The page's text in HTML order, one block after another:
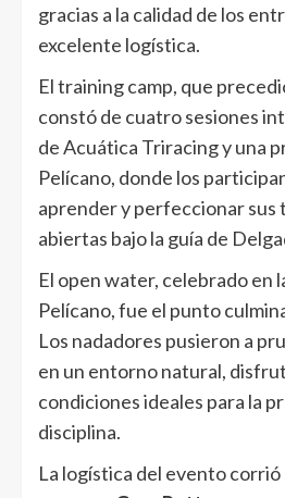
gracias a la calidad de los
excelente logística.
El training camp, que
constó de cuatro sesiones
de Acuática Triracing y una
Pelícano, donde los
aprender y perfeccionar sus
abiertas bajo la guía de
El open water, celebrado en
Pelícano, fue el punto
Los nadadores pusieron a
en un entorno natural,
condiciones ideales para la
disciplina.
La logística del evento corrió